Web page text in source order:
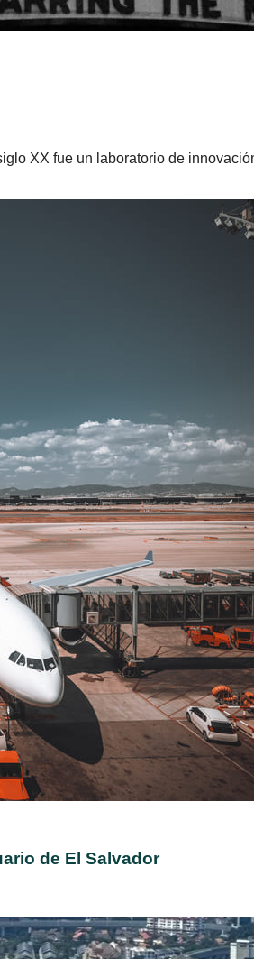
XX fue un laboratorio de
de El Salvador